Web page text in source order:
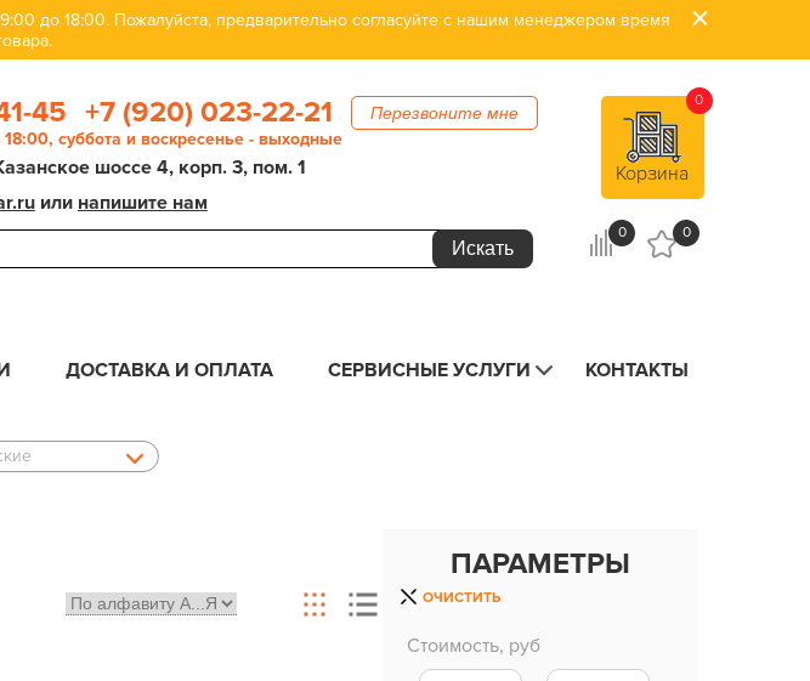
до 18:00. Пожалуйста, предварительно согласуйте с нашим менеджером время
45 +7 (920) 023-22-21 Перезвоните мне
суббота и воскресенье - выходные
шоссе 4, корп. 3, пом. 1
или напишите нам
Корзина
0
0 0
ДОСТАВКА И ОПЛАТА СЕРВИСНЫЕ УСЛУГИ КОНТАКТЫ
ПАРАМЕТРЫ
ОЧИСТИТЬ
Стоимость, руб